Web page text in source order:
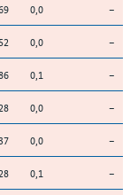
0,0 –
0,0 –
0,1 –
28 0,0 –
37 0,0 –
0,1 –